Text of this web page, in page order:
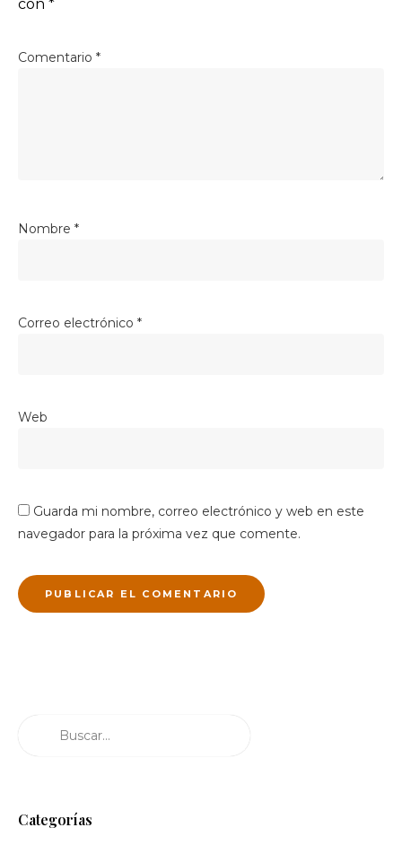
con *
Comentario *
Nombre *
Correo electrónico *
Web
Guarda mi nombre, correo electrónico y web en este
navegador para la próxima vez que comente.
Categorías